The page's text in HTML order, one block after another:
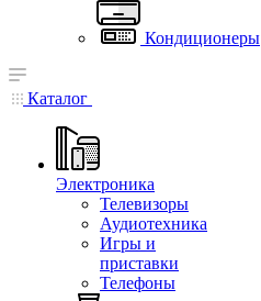
Кондиционеры
Каталог
Электроника
Телевизоры
Аудиотехника
Игры и
приставки
Телефоны